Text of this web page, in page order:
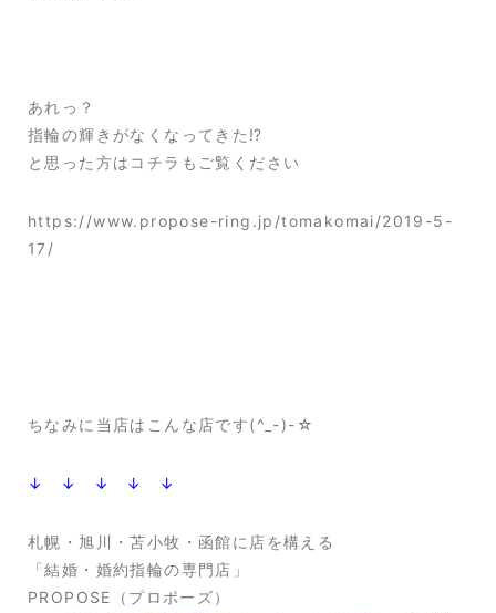
あれっ？
指輪の輝きがなくなってきた⁉
と思った方はコチラもご覧ください
https://www.propose-ring.jp/tomakomai/2019-5-
17/
ちなみに当店はこんな店です(^_-)-☆
↓ ↓ ↓ ↓ ↓
札幌・旭川・苫小牧・函館に店を構える
「結婚・婚約指輪の専門店」
PROPOSE（プロポーズ）